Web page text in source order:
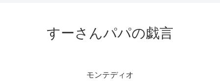
すーさんパパの戯言
モンテディオ